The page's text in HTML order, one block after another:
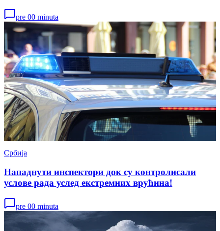
pre 00 minuta
Србија
Нападнути инспектори док су контролисали
услове рада услед екстремних врућина!
pre 00 minuta